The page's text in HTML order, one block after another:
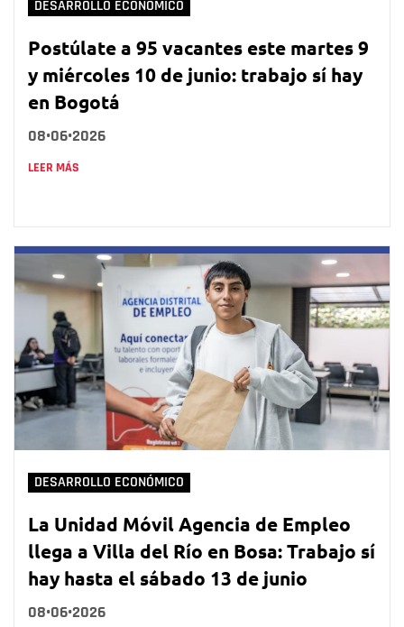
DESARROLLO ECONÓMICO
Postúlate a 95 vacantes este martes 9
y miércoles 10 de junio: trabajo sí hay
en Bogotá
08•06•2026
LEER MÁS
DESARROLLO ECONÓMICO
La Unidad Móvil Agencia de Empleo
llega a Villa del Río en Bosa: Trabajo sí
hay hasta el sábado 13 de junio
08•06•2026